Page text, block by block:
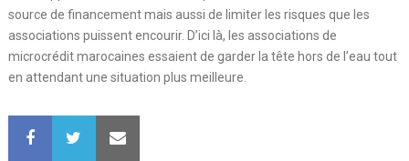
source de financement mais aussi de limiter les risques que les
associations puissent encourir. D’ici là, les associations de
microcrédit marocaines essaient de garder la tête hors de l’eau tout
en attendant une situation plus meilleure.